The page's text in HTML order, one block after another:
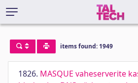
items found: 1949
1826. MASQUE vaheserverite